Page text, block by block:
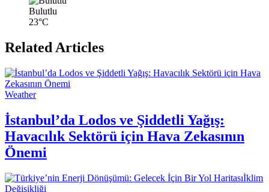
Bulutlu
23°C
Related Articles
Weather
İstanbul’da Lodos ve Şiddetli Yağış:
Havacılık Sektörü için Hava Zekasının
Önemi
İklim
Değişikliği